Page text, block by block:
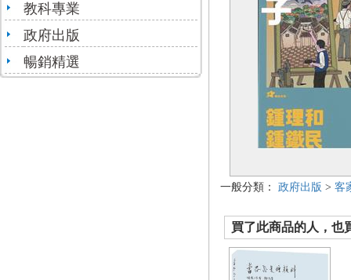
教科專業
政府出版
暢銷精選
一般分類： 政府出版 > 客
買了此商品的人，也